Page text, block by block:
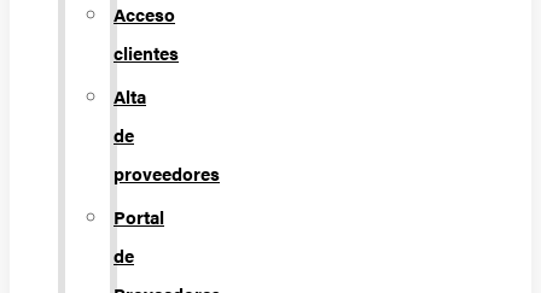
Acceso
clientes
Alta
de
proveedores
Portal
de